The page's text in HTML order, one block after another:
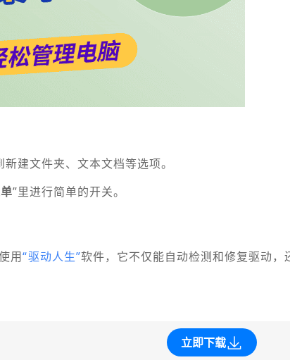
建文件夹、文本文档等选项。
”里进行简单的开关。
用“驱动人生”软件，它不仅能自动检测和修复驱动，
立即下载